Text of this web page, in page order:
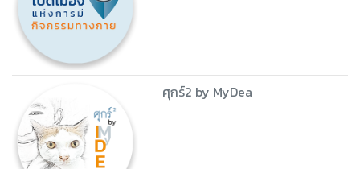
ศุกร์2 by MyDea